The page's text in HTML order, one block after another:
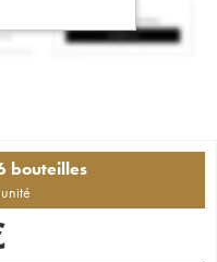
bouteilles